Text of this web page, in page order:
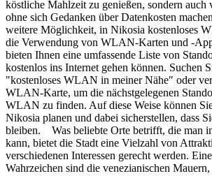
köstliche Mahlzeit zu genießen, sondern auch
ohne sich Gedanken über Datenkosten
weitere Möglichkeit, in Nikosia kostenloses
die Verwendung von WLAN-Karten und -
bieten Ihnen eine umfassende Liste von
kostenlos ins Internet gehen können. Suchen
"kostenloses WLAN in meiner Nähe" oder
WLAN-Karte, um die nächstgelegenen
WLAN zu finden. Auf diese Weise können
Nikosia planen und dabei sicherstellen, dass
bleiben. Was beliebte Orte betrifft, die man
kann, bietet die Stadt eine Vielzahl von
verschiedenen Interessen gerecht werden.
Wahrzeichen sind die venezianischen